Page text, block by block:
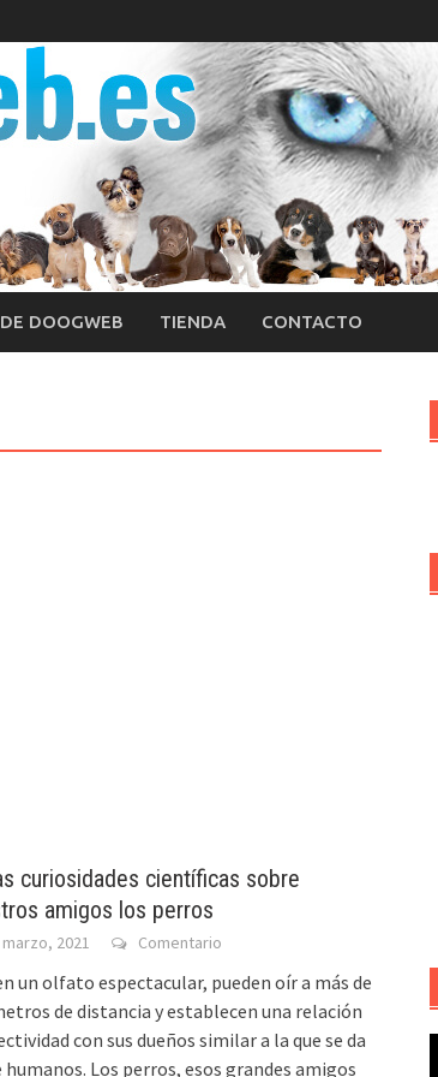
DOOGWEB TIENDA CONTACTO
curiosidades científicas sobre
amigos los perros
marzo, 2021 Comentario
un olfato espectacular, pueden oír a más de
de distancia y establecen una relación
con sus dueños similar a la que se da
Los perros, esos grandes amigos